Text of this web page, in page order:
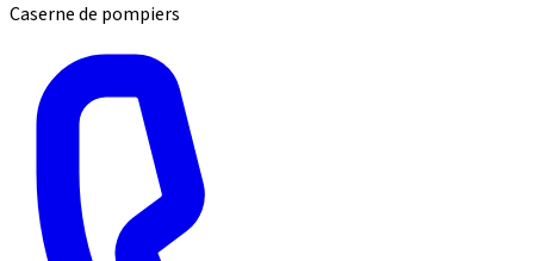
Caserne de pompiers